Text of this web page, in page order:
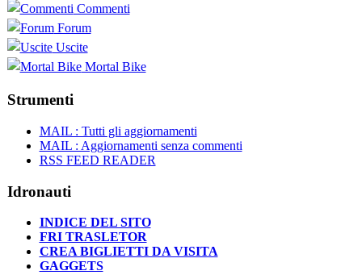
Commenti
Forum
Uscite
Mortal Bike
Strumenti
MAIL : Tutti gli aggiornamenti
MAIL : Aggiornamenti senza commenti
RSS FEED READER
Idronauti
INDICE DEL SITO
FRI TRASLETOR
CREA BIGLIETTI DA VISITA
GAGGETS